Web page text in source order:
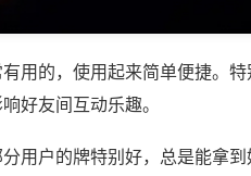
用的，使用起来简单便捷。特
好友间互动乐趣。
用户的牌特别好，总是能拿